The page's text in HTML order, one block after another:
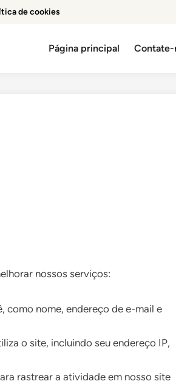
de cookies
Página principal Contate-
nossos serviços:
como nome, endereço de e-mail e
o site, incluindo seu endereço IP,
rastrear a atividade em nosso site